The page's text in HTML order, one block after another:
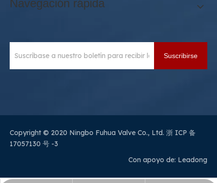
Navegación rápida
Suscribirse
Copyright © 2020 Ningbo Fuhua Valve Co., Ltd. 浙 ICP 备
17057130 号 -3
Con apoyo de: Leadong